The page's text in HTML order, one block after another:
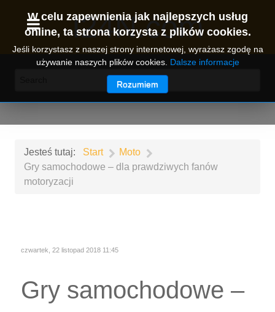
I24N.com
Jesteś tutaj: Start
Moto
Gry samochodowe – dla prawdziwych fanów
motoryzacji
czwartek, 22 listopad 2018 11:45
Gry samochodowe –
W celu zapewnienia jak najlepszych usług
online, ta strona korzysta z plików cookies.
Jeśli korzystasz z naszej strony internetowej, wyrażasz zgodę na
używanie naszych plików cookies. Dalsze informacje
Rozumiem